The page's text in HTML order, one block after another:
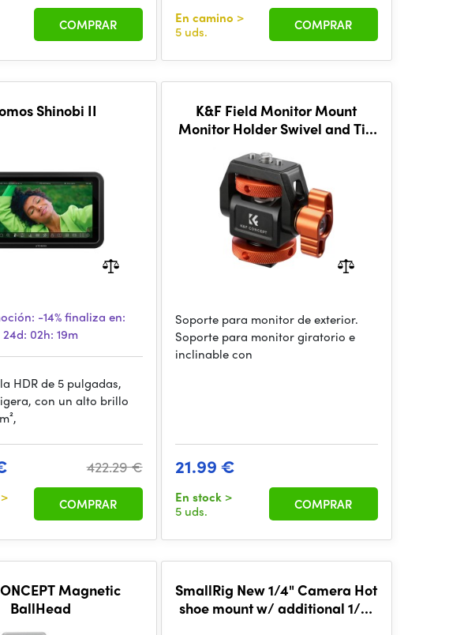
COMPRAR En camino >
5 uds.
COMPRAR
Shinobi II
-14%finaliza en:
24d: 02h: 19m
HDR de 5 pulgadas,
con un alto brillo
422.29 €
>
COMPRAR
K&F Field Monitor Mount
Monitor Holder Swivel and Tilt
Mount
Soporte para monitor de exterior.
Soporte para monitor giratorio e
inclinable con
21.99 €
En stock >
5 uds.
COMPRAR
Magnetic
BallHead
SmallRig New 1/4" Camera Hot
shoe mount w/ additional 1/4"